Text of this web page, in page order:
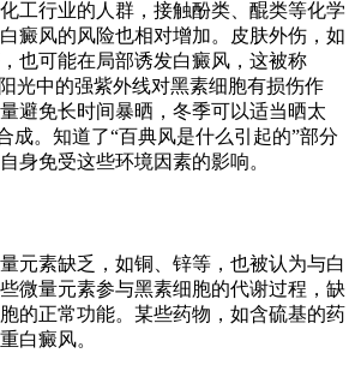
工行业的人群，接触酚类、醌类等化学
癜风的风险也相对增加。皮肤外伤，如
也可能在局部诱发白癜风，这被称
光中的强紫外线对黑素细胞有损伤作
避免长时间暴晒，冬季可以适当晒太
成。知道了“百典风是什么引起的”部分
身免受这些环境因素的影响。
元素缺乏，如铜、锌等，也被认为与白
微量元素参与黑素细胞的代谢过程，缺
的正常功能。某些药物，如含硫基的药
白癜风。